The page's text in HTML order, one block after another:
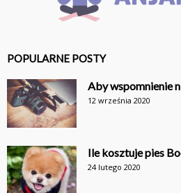
POPULARNE POSTY
Aby wspomnienie
12 września 2020
Ile kosztuje pies
24 lutego 2020